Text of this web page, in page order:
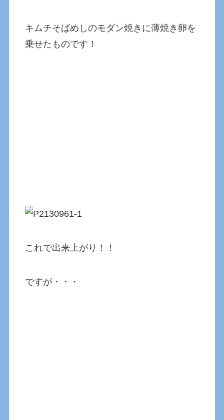
キムチそばめしのモダン焼きに薄焼き卵を
乗せたものです！
これで出来上がり！！
ですが・・・